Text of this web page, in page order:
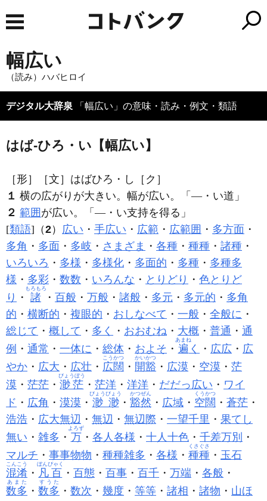
幅広い
（読み）ハバヒロイ
デジタル大辞泉 「幅広い」の意味・読み・例文・類語
はば‐ひろ・い【幅広い】
［形］ ［文］はばひろ・し
［ク］
１ 横の広がりが大きい。幅が広い。「―・い道」
２ 範囲 が広い。「―・い支持を得る」
[類語]（2） 広い ・ 手広い ・ 広範 ・ 広範囲 ・ 多方面 ・
多角 ・ 多面 ・ 多岐 ・ さまざま ・ 各種 ・ 種種 ・ 諸種 ・
いろいろ ・ 多様 ・ 多様化 ・ 多面的 ・ 多種 ・ 多種多
様 ・ 多彩 ・ 数数 ・ いろんな ・ とりどり ・ 色とりど
り ・ 諸
もろもろ
・ 百般 ・ 万般 ・ 諸般 ・ 多元 ・ 多元的 ・ 多角
的 ・ 横断的 ・ 複眼的 ・ おしなべて ・ 一般 ・ 全般に ・
総じて ・ 概して ・ 多く ・ おおむね ・ 大概 ・ 普通 ・ 通
例 ・ 通常 ・ 一体に ・ 総体 ・ およそ ・ 遍
あまね
く ・ 広広 ・ 広
やか ・ 広大 ・ 広壮 ・ 広闊
こうかつ
・ 開豁
かいかつ
・ 広漠 ・ 空漠 ・ 茫
漠 ・ 茫茫 ・ 渺茫
びょうぼう
・ 茫洋 ・ 洋洋 ・ だだっ広い ・ ワイ
ド ・ 広角 ・ 漠漠 ・ 渺渺
びょうびょう
・ 豁然
かつぜん
・ 広域 ・ 空闊
くうかつ
・ 蒼茫 ・
浩浩 ・ 広大無辺 ・ 無辺 ・ 無辺際 ・ 一望千里 ・ 果てし
無い ・ 雑多 ・ 万
よろず
・ 各人各様 ・ 十人十色 ・ 千差万別 ・
マルチ ・ 事事物物 ・ 種種雑多 ・ 各様 ・ 種種
くさぐさ
・ 玉石
混淆
こんこう
・ 凡百
ぼんぴゃく
・ 百態 ・ 百事 ・ 百千 ・ 万端 ・ 各般 ・
数多
あまた
・ 数多
すうた
・ 数次 ・ 幾度 ・ 等等 ・ 諸相 ・ 諸物 ・ 山ほ